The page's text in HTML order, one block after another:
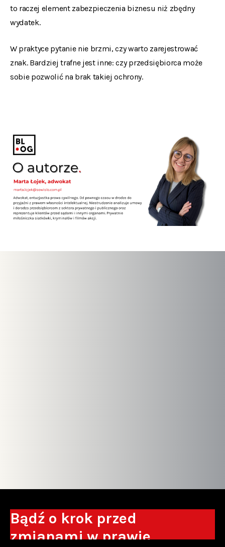
to raczej element zabezpieczenia biznesu niż zbędny
wydatek.
W praktyce pytanie nie brzmi, czy warto zarejestrować
znak. Bardziej trafne jest inne: czy przedsiębiorca może
sobie pozwolić na brak takiej ochrony.
Bądź o krok przed
zmianami w prawie